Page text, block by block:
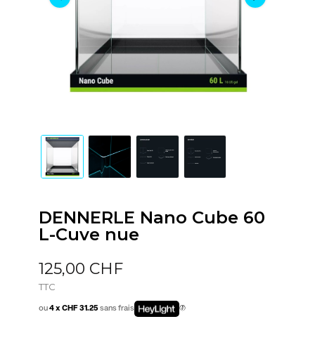
DENNERLE Nano Cube 60
L-Cuve nue
125,00 CHF
TTC
ou4 x CHF 31.25sans frais